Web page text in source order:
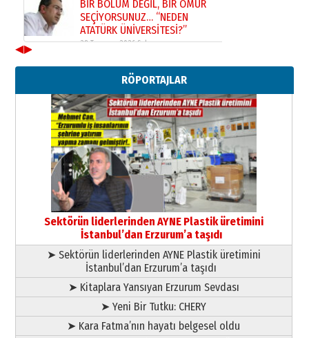
BİR BÖLÜM DEĞİL, BİR ÖMÜR
SEÇİYORSUNUZ… “NEDEN
ATATÜRK ÜNİVERSİTESİ?”
28 Temmuz 2026 Salı
Ahmed Yesevi’den bir Alperen…
”Reisimiz” idi… Hakka yürüdü.!
26 Mart 2026 Perşembe
Cem Bakırcı
Ardında bıraktığı hatıralarıyla
gönül adamı Faruk Terzioğlu!
13 Mayıs 2026 Çarşamba
Esat BİNDESEN
Başkan Sekmen’den Erzurum’a
bir vizyon proje daha!
02 Ağustos 2026 Pazar
◀▶
RÖPORTAJLAR
Sektörün liderlerinden AYNE Plastik üretimini
İstanbul’dan Erzurum’a taşıdı
➤ Sektörün liderlerinden AYNE Plastik üretimini
İstanbul’dan Erzurum’a taşıdı
➤ Kitaplara Yansıyan Erzurum Sevdası
➤ Yeni Bir Tutku: CHERY
➤ Kara Fatma’nın hayatı belgesel oldu